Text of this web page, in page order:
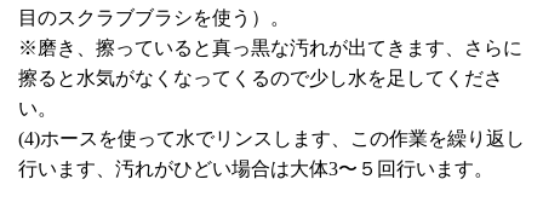
目のスクラブブラシを使う）。
※磨き、擦っていると真っ黒な汚れが出てきます、さらに
擦ると水気がなくなってくるので少し水を足してくださ
い。
(4)ホースを使って水でリンスします、この作業を繰り返し
行います、汚れがひどい場合は大体3〜５回行います。